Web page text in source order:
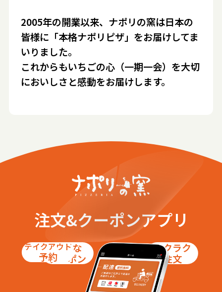
2005年の開業以来、ナポリの窯は日本の
皆様に「本格ナポリピザ」をお届けしてま
いりました。
これからもいちごの心（一期一会）を大切
においしさと感動をお届けします。
注文&クーポンアプリ
お得な
クーポン
テイクアウト
予約
ラクラク
注文